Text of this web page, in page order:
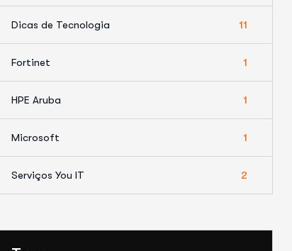
Dicas de Tecnologia 11
Fortinet 1
HPE Aruba 1
Microsoft 1
Serviços You IT 2